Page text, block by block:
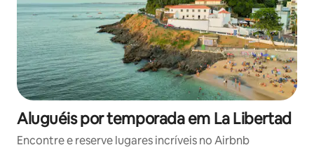
Aluguéis por temporada em La Libertad
Encontre e reserve lugares incríveis no Airbnb